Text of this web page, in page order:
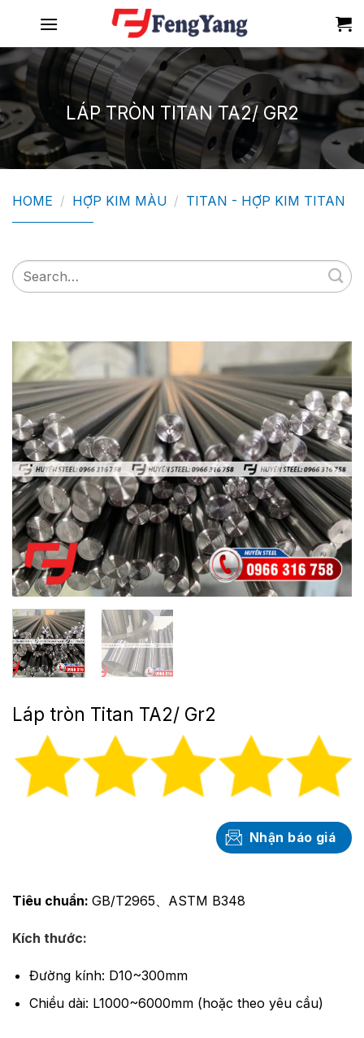
content
LÁP TRÒN TITAN TA2/ GR2
HOME / HỢP KIM MÀU / TITAN - HỢP KIM TITAN
Search
for:
Láp tròn Titan TA2/ Gr2
Nhận báo giá
Tiêu chuẩn: GB/T2965、ASTM B348
Kích thước:
Đường kính: D10~300mm
Chiều dài: L1000~6000mm (hoặc theo yêu cầu)